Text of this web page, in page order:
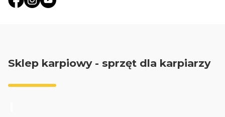
Sklep karpiowy - sprzęt dla karpiarzy